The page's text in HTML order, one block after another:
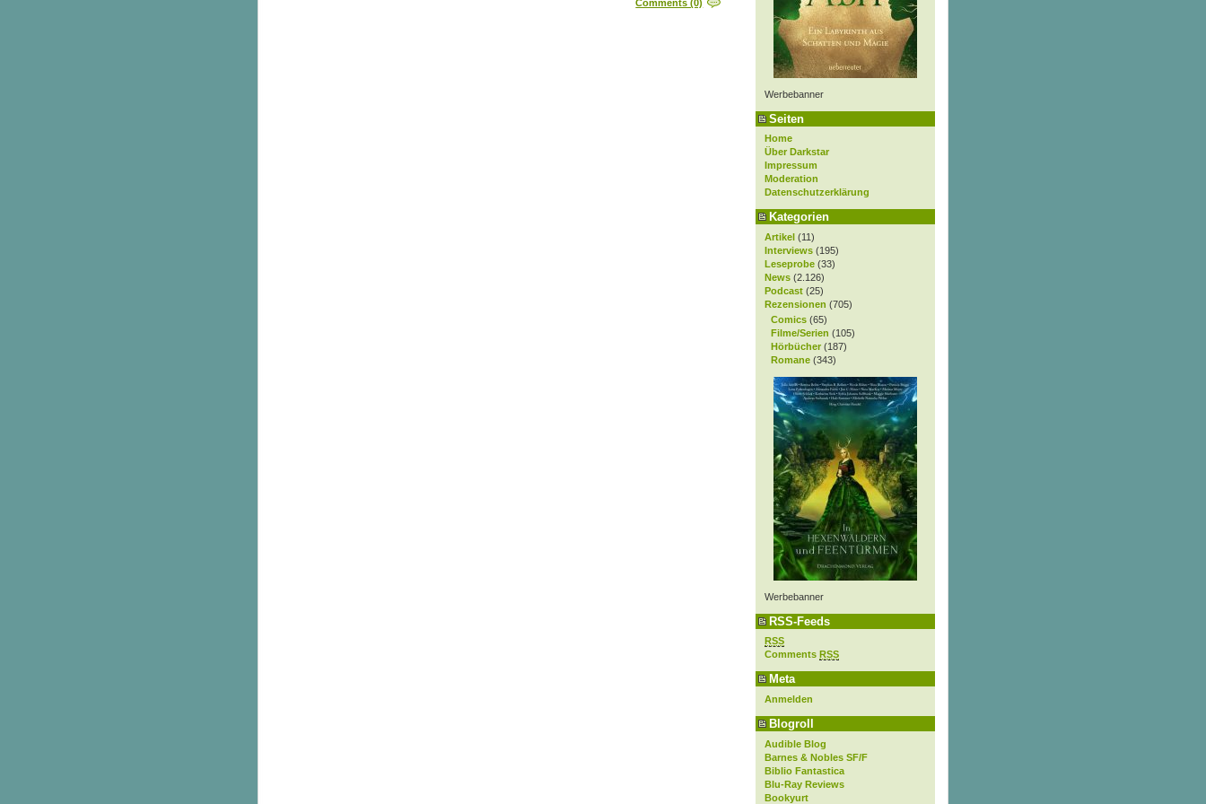
Werbebanner
Seiten
Home
Über Darkstar
Impressum
Moderation
Datenschutzerklärung
Kategorien
Artikel (11)
Interviews (195)
Leseprobe (33)
News (2.126)
Podcast (25)
Rezensionen (705)
Comics (65)
Filme/Serien (105)
Hörbücher (187)
Romane (343)
Werbebanner
RSS-Feeds
RSS
Comments RSS
Meta
Anmelden
Blogroll
Audible Blog
Barnes & Nobles SF/F
Biblio Fantastica
Blu-Ray Reviews
Bookyurt
Comments (0)